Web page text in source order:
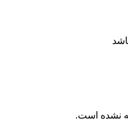
نشده است.